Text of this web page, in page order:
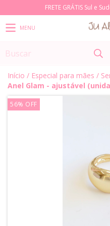
FRETE GRÁTIS Sul e
MENU
Início / Especial para mães /
Anel Glam - ajustável
56% OFF